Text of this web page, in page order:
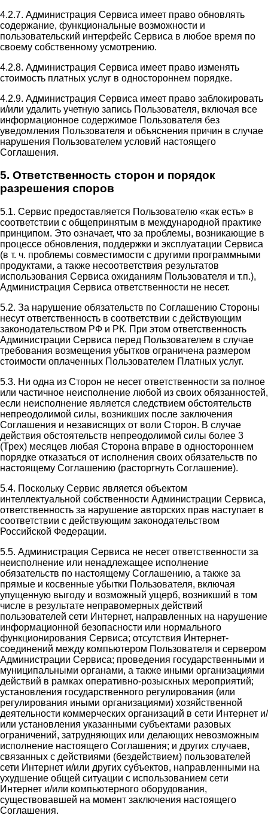
4.2.7. Администрация Сервиса имеет право обновлять
содержание, функциональные возможности и
пользовательский интерфейс Сервиса в любое время по
своему собственному усмотрению.
4.2.8. Администрация Сервиса имеет право изменять
стоимость платных услуг в одностороннем порядке.
4.2.9. Администрация Сервиса имеет право заблокировать
и/или удалить учетную запись Пользователя, включая все
информационное содержимое Пользователя без
уведомления Пользователя и объяснения причин в случае
нарушения Пользователем условий настоящего
Соглашения.
5. Ответственность сторон и порядок
разрешения споров
5.1. Сервис предоставляется Пользователю «как есть» в
соответствии с общепринятым в международной практике
принципом. Это означает, что за проблемы, возникающие в
процессе обновления, поддержки и эксплуатации Сервиса
(в т. ч. проблемы совместимости с другими программными
продуктами, а также несоответствия результатов
использования Сервиса ожиданиям Пользователя и т.п.),
Администрация Сервиса ответственности не несет.
5.2. За нарушение обязательств по Соглашению Стороны
несут ответственность в соответствии с действующим
законодательством РФ и РК. При этом ответственность
Администрации Сервиса перед Пользователем в случае
требования возмещения убытков ограничена размером
стоимости оплаченных Пользователем Платных услуг.
5.3. Ни одна из Сторон не несет ответственности за полное
или частичное неисполнение любой из своих обязанностей,
если неисполнение является следствием обстоятельств
непреодолимой силы, возникших после заключения
Соглашения и независящих от воли Сторон. В случае
действия обстоятельств непреодолимой силы более 3
(Трех) месяцев любая Сторона вправе в одностороннем
порядке отказаться от исполнения своих обязательств по
настоящему Соглашению (расторгнуть Соглашение).
5.4. Поскольку Сервис является объектом
интеллектуальной собственности Администрации Сервиса,
ответственность за нарушение авторских прав наступает в
соответствии с действующим законодательством
Российской Федерации.
5.5. Администрация Сервиса не несет ответственности за
неисполнение или ненадлежащее исполнение
обязательств по настоящему Соглашению, а также за
прямые и косвенные убытки Пользователя, включая
упущенную выгоду и возможный ущерб, возникший в том
числе в результате неправомерных действий
пользователей сети Интернет, направленных на нарушение
информационной безопасности или нормального
функционирования Сервиса; отсутствия Интернет-
соединений между компьютером Пользователя и сервером
Администрации Сервиса; проведения государственными и
муниципальными органами, а также иными организациями
действий в рамках оперативно-розыскных мероприятий;
установления государственного регулирования (или
регулирования иными организациями) хозяйственной
деятельности коммерческих организаций в сети Интернет и/
или установления указанными субъектами разовых
ограничений, затрудняющих или делающих невозможным
исполнение настоящего Соглашения; и других случаев,
связанных с действиями (бездействием) пользователей
сети Интернет и/или других субъектов, направленными на
ухудшение общей ситуации с использованием сети
Интернет и/или компьютерного оборудования,
существовавшей на момент заключения настоящего
Соглашения.